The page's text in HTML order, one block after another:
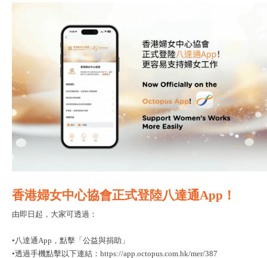
香港婦女中心協會正式登陸八達通App！
由即日起，大家可透過：
•八達通App，點擊「公益與捐助」
•透過手機點擊以下連結：https://app.octopus.com.hk/mer/387